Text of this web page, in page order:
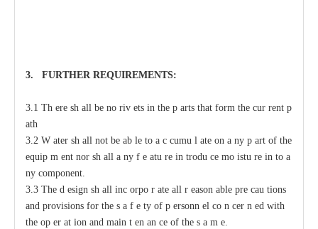
3. FURTHER REQUIREMENTS:
3.1 Th ere sh all be no riv ets in the p arts that form the cur rent p
ath
3.2 W ater sh all not be ab le to a c cumu l ate on a ny p art of the
equip m ent nor sh all a ny f e atu re in trodu ce mo istu re in to a
ny component.
3.3 The d esign sh all inc orpo r ate all r eason able pre cau tions
and provisions for the s a f e ty of p ersonn el co n cer n ed with
the op er at ion and main t en an ce of the s a m e.